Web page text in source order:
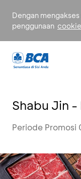
Dengan
penggunaan
Shabu Jin
Periode Promosi